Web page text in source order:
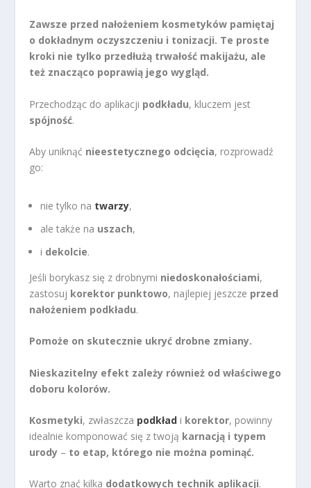
Zawsze przed nałożeniem kosmetyków pamiętaj
o dokładnym oczyszczeniu i tonizacji. Te proste
kroki nie tylko przedłużą trwałość makijażu, ale
też znacząco poprawią jego wygląd.
Przechodząc do aplikacji podkładu, kluczem jest
spójność.
Aby uniknąć nieestetycznego odcięcia, rozprowadź
go:
nie tylko na twarzy,
ale także na uszach,
i dekolcie.
Jeśli borykasz się z drobnymi niedoskonałościami,
zastosuj korektor punktowo, najlepiej jeszcze przed
nałożeniem podkładu.
Pomoże on skutecznie ukryć drobne zmiany.
Nieskazitelny efekt zależy również od właściwego
doboru kolorów.
Kosmetyki, zwłaszcza podkład i korektor, powinny
idealnie komponować się z twoją karnacją i typem
urody – to etap, którego nie można pominąć.
Warto znać kilka dodatkowych technik aplikacji.